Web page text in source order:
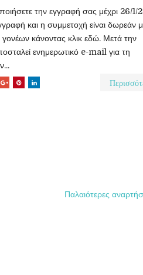
την εγγραφή σας μέχρι 26/1/
και η συμμετοχή είναι δωρεάν
κάνοντας κλικ εδώ. Μετά την
ενημερωτικό e-mail για τη
Παλαιότερες